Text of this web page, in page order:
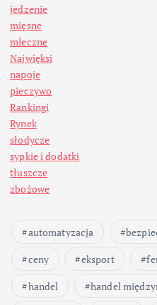
jedzenie
mięsne
mleczne
Najwięksi
napoje
pieczywo
Rankingi
Rynek
słodycze
sypkie i dodatki
tłuszcze
zbożowe
automatyzacja
ceny
eksport
handel
handel